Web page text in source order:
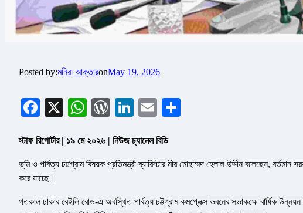
Posted by:মনিরা আক্তারonMay 19, 2026
Facebook
X WhatsApp
WordPress
LinkedIn
Email
স্টাফ রিপোর্টার | ১৯ মে ২০২৬ | নিউজ চ্যানেল বিডি
ভূমি ও পার্বত্য চট্টগ্রাম বিষয়ক প্রতিমন্ত্রী ব্যারিস্টার মীর মোহাম্মদ হেলাল উদ্দীন বলেছেন,
করে যাচ্ছে।
গতকাল ঢাকার বেইলি রোড-এ অবস্থিত পার্বত্য চট্টগ্রাম কমপ্লেক্স ভবনের সভাকক্ষে বার্ষিক